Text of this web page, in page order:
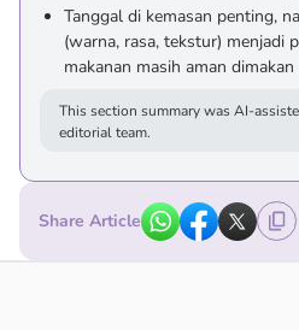
Tanggal di kemasan penting,
(warna, rasa, tekstur) menjadi
makanan masih aman
This section summary was AI-
editorial team.
Share Article